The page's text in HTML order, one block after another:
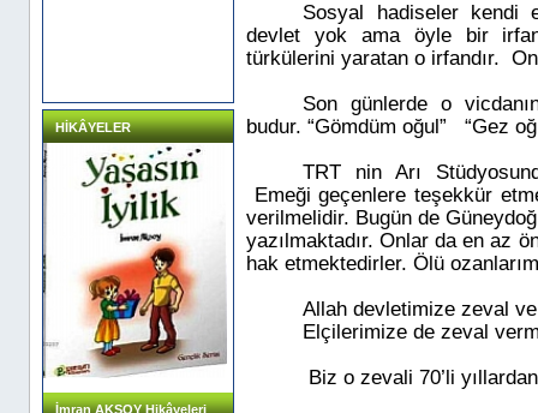
HİKÂYELER
İmran AKSOY Hikâyeleri
Sosyal hadiseler kendi
devlet yok ama öyle bir
türkülerini yaratan o irfandır.
Son günlerde o
budur. “Gömdüm oğul”
“Gez
TRT nin Arı
Emeği geçenlere teşekkür
verilmelidir. Bugün de
yazılmaktadır. Onlar da en az
hak etmektedirler. Ölü
Allah devletimize zeval
Elçilerimize de zeval
Biz o zevali 70’li